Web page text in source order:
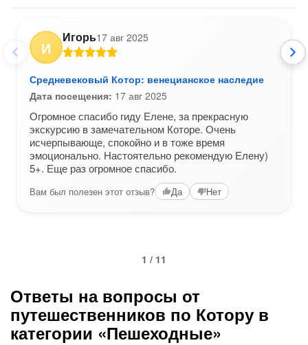
И
Игорь17 авг 2025
Средневековый Котор: венецианское наследие
Дата посещения: 17 авг 2025
Огромное спасибо гиду Елене, за прекрасную
экскурсию в замечательном Которе. Очень
исчерпывающе, спокойно и в тоже время
эмоционально. Настоятельно рекомендую Елену)
5+. Еще раз огромное спасибо.
Вам был полезен этот отзыв? Да Нет
1 / 11
Ответы на вопросы от
путешественников по Котору в
категории «Пешеходные»